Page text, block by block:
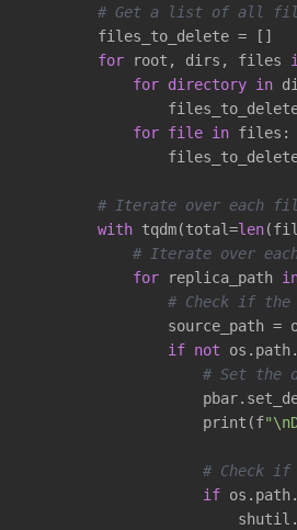
# Get a list of all
        files_to_delete = []
for root, dirs, files
for directory in
for file in files:
# Iterate over each
with tqdm(total=len
# Iterate over
for replica_path
# Check if
source_path =
if not
# Set the
                    print(f
# Check
if